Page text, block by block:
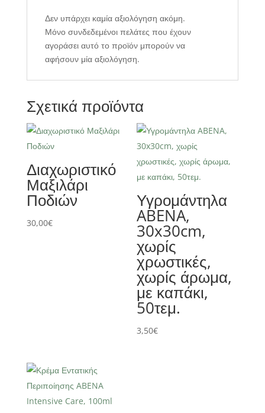
Δεν υπάρχει καμία αξιολόγηση ακόμη.
Μόνο συνδεδεμένοι πελάτες που έχουν
αγοράσει αυτό το προϊόν μπορούν να
αφήσουν μία αξιολόγηση.
Σχετικά προϊόντα
Διαχωριστικό
Μαξιλάρι
Ποδιών
30,00€
Υγρομάντηλα
ABENA,
30x30cm,
χωρίς
χρωστικές,
χωρίς άρωμα,
με καπάκι,
50τεμ.
3,50€